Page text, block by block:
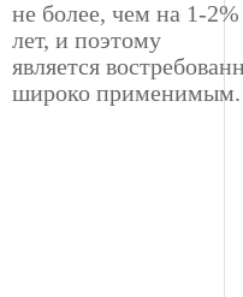
не более, чем на 1-2%
лет, и поэтому
является
широко применимым.